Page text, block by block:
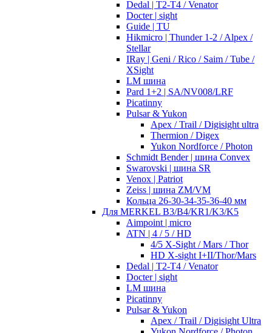
Dedal | T2-T4 / Venator
Docter | sight
Guide | TU
Hikmicro | Thunder 1-2 / Alpex /
Stellar
IRay | Geni / Rico / Saim / Tube /
XSight
LM шина
Pard 1+2 | SA/NV008/LRF
Picatinny
Pulsar & Yukon
Apex / Trail / Digisight ultra
Thermion / Digex
Yukon Nordforce / Photon
Schmidt Bender | шина Convex
Swarovski | шина SR
Venox | Patriot
Zeiss | шина ZM/VM
Кольца 26-30-34-35-36-40 мм
Для MERKEL B3/B4/KR1/K3/K5
Aimpoint | micro
ATN | 4 / 5 / HD
4/5 X-Sight / Mars / Thor
HD X-sight I+II/Thor/Mars
Dedal | T2-T4 / Venator
Docter | sight
LM шина
Picatinny
Pulsar & Yukon
Apex / Trail / Digisight Ultra